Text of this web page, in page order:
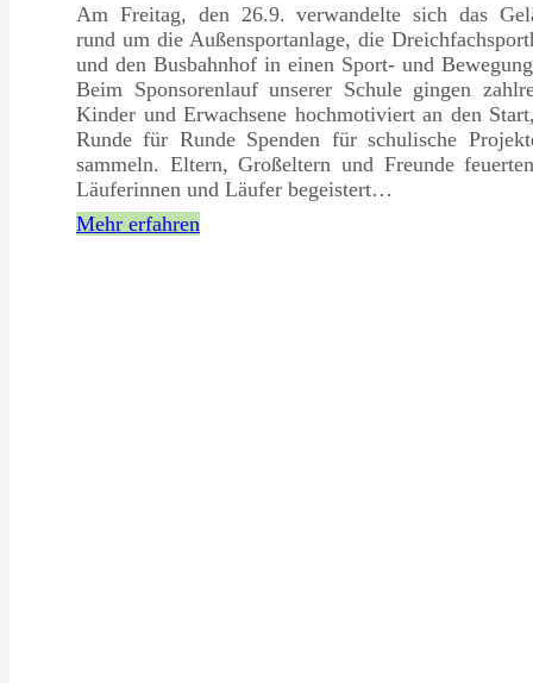
Am Freitag, den 26.9. verwandelte sich das
rund um die Außensportanlage, die
und den Busbahnhof in einen Sport- und
Beim Sponsorenlauf unserer Schule gingen
Kinder und Erwachsene hochmotiviert an den
Runde für Runde Spenden für schulische
sammeln. Eltern, Großeltern und Freunde
Läuferinnen und Läufer begeistert…
Mehr erfahren